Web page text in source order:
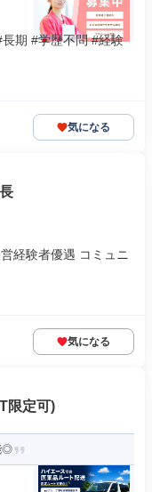
期 #学歴不問 #経験
気になる
経験者優遇 コミュニ
気になる
限定可)
◎